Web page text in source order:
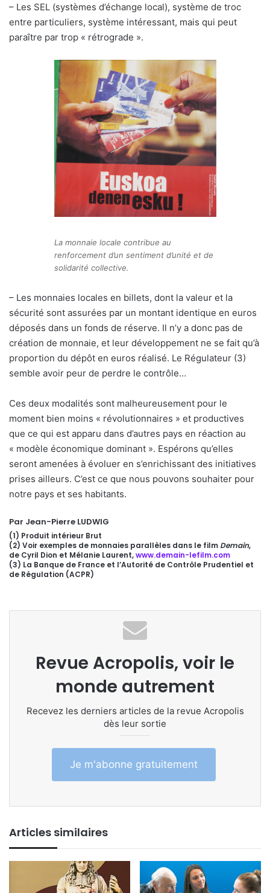
– Les SEL (systèmes d’échange local), système de troc
entre particuliers, système intéressant, mais qui peut
paraître par trop « rétrograde ».
La monnaie locale contribue au
renforcement d’un sentiment d’unité et de
solidarité collective.
– Les monnaies locales en billets, dont la valeur et la
sécurité sont assurées par un montant identique en euros
déposés dans un fonds de réserve. Il n’y a donc pas de
création de monnaie, et leur développement ne se fait qu’à
proportion du dépôt en euros réalisé. Le Régulateur (3)
semble avoir peur de perdre le contrôle…
Ces deux modalités sont malheureusement pour le
moment bien moins « révolutionnaires » et productives
que ce qui est apparu dans d’autres pays en réaction au
« modèle économique dominant ». Espérons qu’elles
seront amenées à évoluer en s’enrichissant des initiatives
prises ailleurs. C’est ce que nous pouvons souhaiter pour
notre pays et ses habitants.
Par Jean-Pierre LUDWIG
(1) Produit intérieur Brut
(2) Voir exemples de monnaies parallèles dans le film Demain,
de Cyril Dion et Mélanie Laurent,www.demain-lefilm.com
(3) La Banque de France et l’Autorité de Contrôle Prudentiel et
de Régulation (ACPR)
Revue Acropolis, voir le
monde autrement
Recevez les derniers articles de la revue Acropolis
dès leur sortie
Je m'abonne gratuitement
Articles similaires